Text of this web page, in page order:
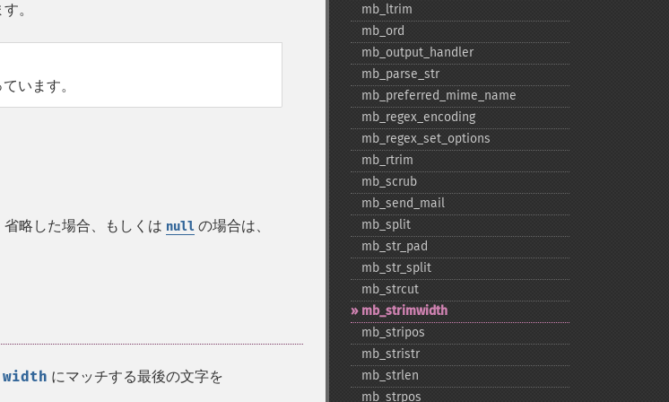
。
います。
略した場合、もしくは null の場合は、
width にマッチする最後の文字を
mb_​ltrim
mb_​ord
mb_​output_​handler
mb_​parse_​str
mb_​preferred_​mime_​name
mb_​regex_​encoding
mb_​regex_​set_​options
mb_​rtrim
mb_​scrub
mb_​send_​mail
mb_​split
mb_​str_​pad
mb_​str_​split
mb_​strcut
mb_​strimwidth
mb_​stripos
mb_​stristr
mb_​strlen
mb_​strpos